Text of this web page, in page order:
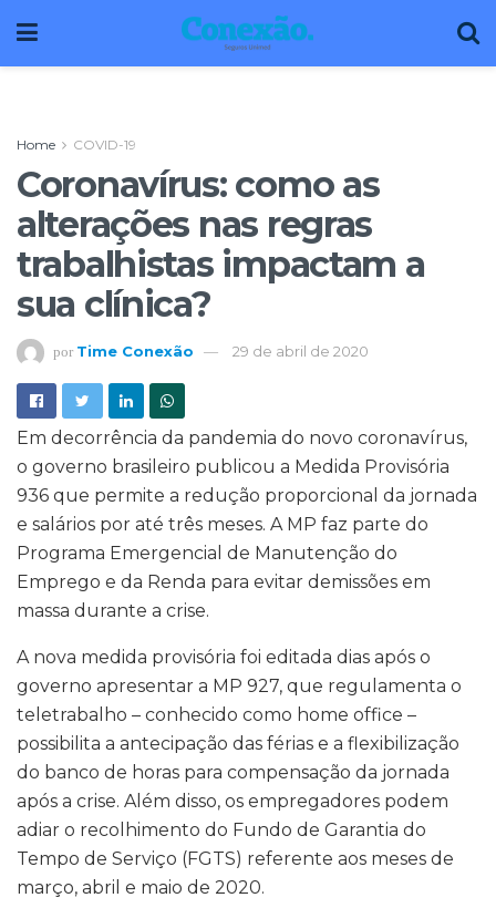
Home COVID-19
Coronavírus: como as
alterações nas regras
trabalhistas impactam a
sua clínica?
por Time Conexão 29 de abril de 2020
Em decorrência da pandemia do novo coronavírus,
o governo brasileiro publicou a Medida Provisória
936 que permite a redução proporcional da jornada
e salários por até três meses. A MP faz parte do
Programa Emergencial de Manutenção do
Emprego e da Renda para evitar demissões em
massa durante a crise.
A nova medida provisória foi editada dias após o
governo apresentar a MP 927, que regulamenta o
teletrabalho – conhecido como home office –
possibilita a antecipação das férias e a flexibilização
do banco de horas para compensação da jornada
após a crise. Além disso, os empregadores podem
adiar o recolhimento do Fundo de Garantia do
Tempo de Serviço (FGTS) referente aos meses de
março, abril e maio de 2020.